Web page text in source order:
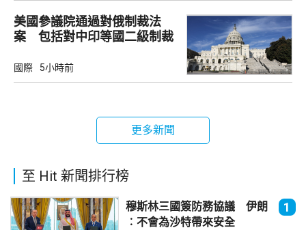
美國參議院通過對俄制裁法
案 包括對中印等國二級制裁
國際 5小時前
更多新聞
至 Hit 新聞排行榜
穆斯林三國簽防務協議 伊朗
︰不會為沙特帶來安全
1